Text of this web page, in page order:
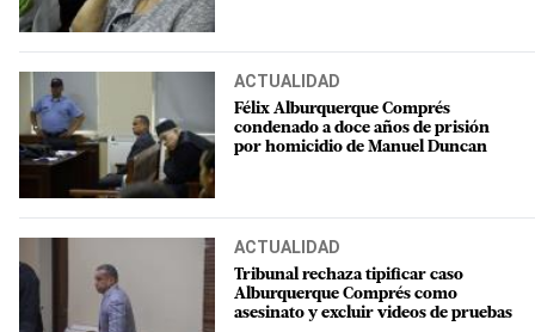
ACTUALIDAD
Félix Alburquerque Comprés
condenado a doce años de prisión
por homicidio de Manuel Duncan
ACTUALIDAD
Tribunal rechaza tipificar caso
Alburquerque Comprés como
asesinato y excluir videos de pruebas